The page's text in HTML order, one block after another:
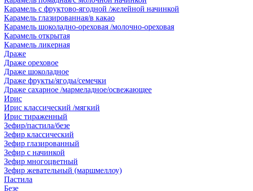
Карамель с фруктово-ягодной /желейной начинкой
Карамель глазированная/в какао
Карамель шоколадно-ореховая /молочно-ореховая
Карамель открытая
Карамель ликерная
Драже
Драже ореховое
Драже шоколадное
Драже фрукты/ягоды/семечки
Драже сахарное /мармеладное/освежающее
Ирис
Ирис классический /мягкий
Ирис тираженный
Зефир/пастила/безе
Зефир классический
Зефир глазированный
Зефир с начинкой
Зефир многоцветный
Зефир жевательный (маршмеллоу)
Пастила
Безе